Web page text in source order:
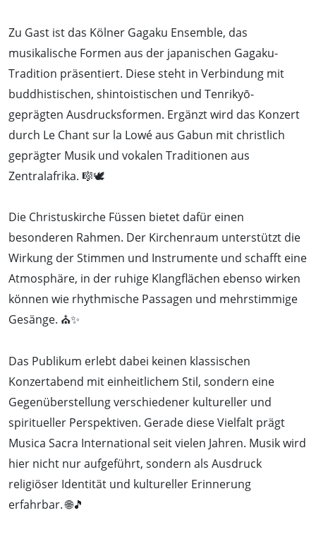
Zu Gast ist das Kölner Gagaku Ensemble, das
musikalische Formen aus der japanischen Gagaku-
Tradition präsentiert. Diese steht in Verbindung mit
buddhistischen, shintoistischen und Tenrikyō-
geprägten Ausdrucksformen. Ergänzt wird das Konzert
durch Le Chant sur la Lowé aus Gabun mit christlich
geprägter Musik und vokalen Traditionen aus
Zentralafrika. 🎼🕊️
Die Christuskirche Füssen bietet dafür einen
besonderen Rahmen. Der Kirchenraum unterstützt die
Wirkung der Stimmen und Instrumente und schafft eine
Atmosphäre, in der ruhige Klangflächen ebenso wirken
können wie rhythmische Passagen und mehrstimmige
Gesänge. ⛪✨
Das Publikum erlebt dabei keinen klassischen
Konzertabend mit einheitlichem Stil, sondern eine
Gegenüberstellung verschiedener kultureller und
spiritueller Perspektiven. Gerade diese Vielfalt prägt
Musica Sacra International seit vielen Jahren. Musik wird
hier nicht nur aufgeführt, sondern als Ausdruck
religiöser Identität und kultureller Erinnerung
erfahrbar. 🌐🎵